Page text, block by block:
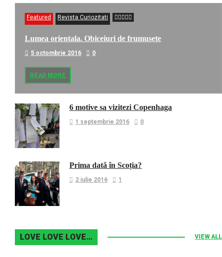
Featured Revista Curiozitati
Lumea orientala. Obiceiuri de frumusete
5 octombrie 2016 0
READ MORE
6 motive sa vizitezi Copenhaga
1 septembrie 2016 0
Prima dată în Scoția?
2 iulie 2016 1
LOVE LOVE LOVE… VIEW ALL